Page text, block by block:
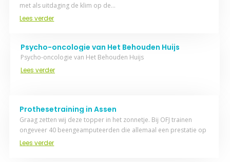
met als uitdaging de klim op de…
Lees verder
Psycho-oncologie van Het Behouden Huijs
Psycho-oncologie van Het Behouden Huijs
Lees verder
Prothesetraining in Assen
Graag zetten wij deze topper in het zonnetje. Bij OFJ trainen
ongeveer 40 beengeamputeerden die allemaal een prestatie op
top…
Lees verder